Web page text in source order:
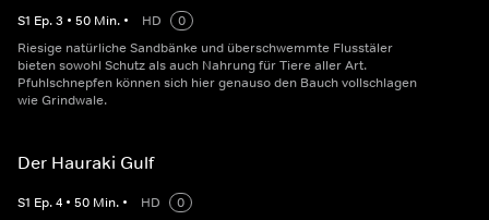
S1 Ep.3 • 50 Min. • HD
0
Riesige natürliche Sandbänke und überschwemmte Flusstäler
bieten sowohl Schutz als auch Nahrung für Tiere aller Art.
Pfuhlschnepfen können sich hier genauso den Bauch vollschlagen
wie Grindwale.
Der Hauraki Gulf
S1 Ep.4 • 50 Min. • HD
0